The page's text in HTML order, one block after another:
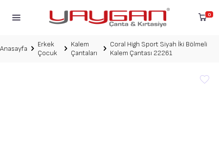
0
Anasayfa
Erkek
Çocuk
Kalem
Çantaları
Coral High Sport Siyah İki Bölmeli
Kalem Çantası 22261